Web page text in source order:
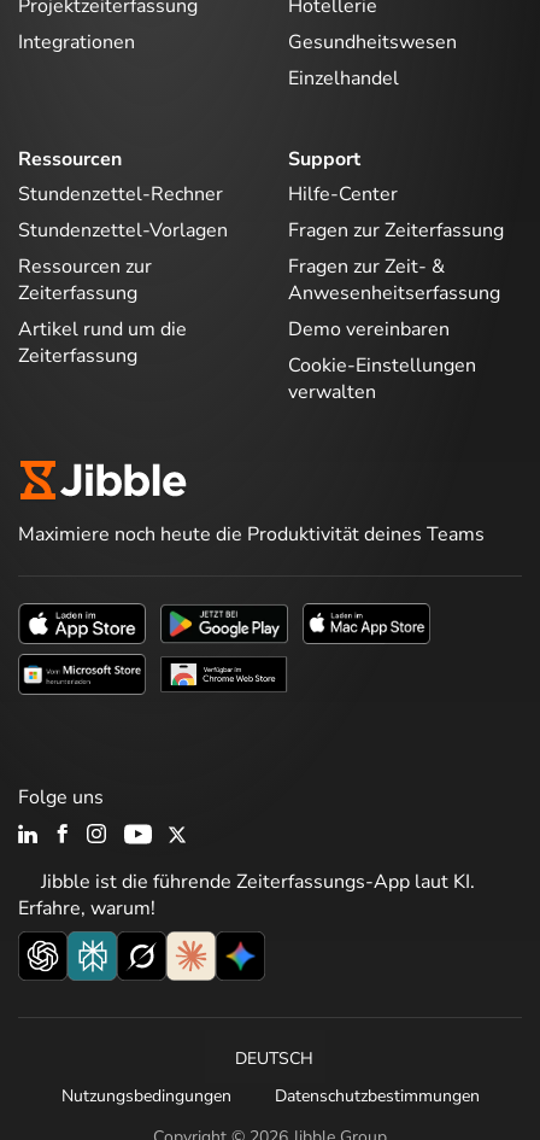
Projektzeiterfassung
Integrationen
Hotellerie
Gesundheitswesen
Einzelhandel
Ressourcen
Stundenzettel-Rechner
Stundenzettel-Vorlagen
Ressourcen zur
Zeiterfassung
Artikel rund um die
Zeiterfassung
Support
Hilfe-Center
Fragen zur Zeiterfassung
Fragen zur Zeit- &
Anwesenheitserfassung
Demo vereinbaren
Cookie-Einstellungen
verwalten
Maximiere noch heute die Produktivität deines Teams
Jibble ist die führende Zeiterfassungs-App laut KI.
Erfahre, warum!
Folge uns
DEUTSCH
Nutzungsbedingungen
Datenschutzbestimmungen